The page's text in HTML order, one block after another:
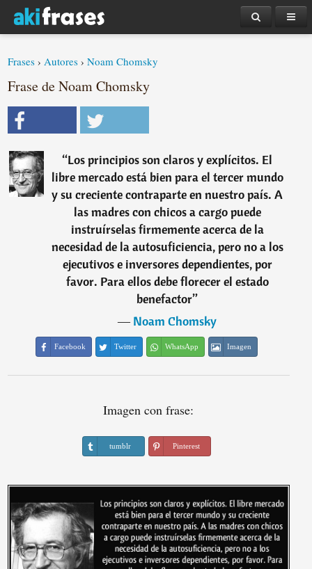
Frases ›Autores ›Noam Chomsky
Frase de Noam Chomsky
“Los principios son claros y explícitos. El
libre mercado está bien para el tercer mundo
y su creciente contraparte en nuestro país. A
las madres con chicos a cargo puede
instruírselas firmemente acerca de la
necesidad de la autosuficiencia, pero no a los
ejecutivos e inversores dependientes, por
favor. Para ellos debe florecer el estado
benefactor”
―Noam Chomsky
Facebook Twitter WhatsApp Imagen
Imagen con frase:
tumblr Pinterest